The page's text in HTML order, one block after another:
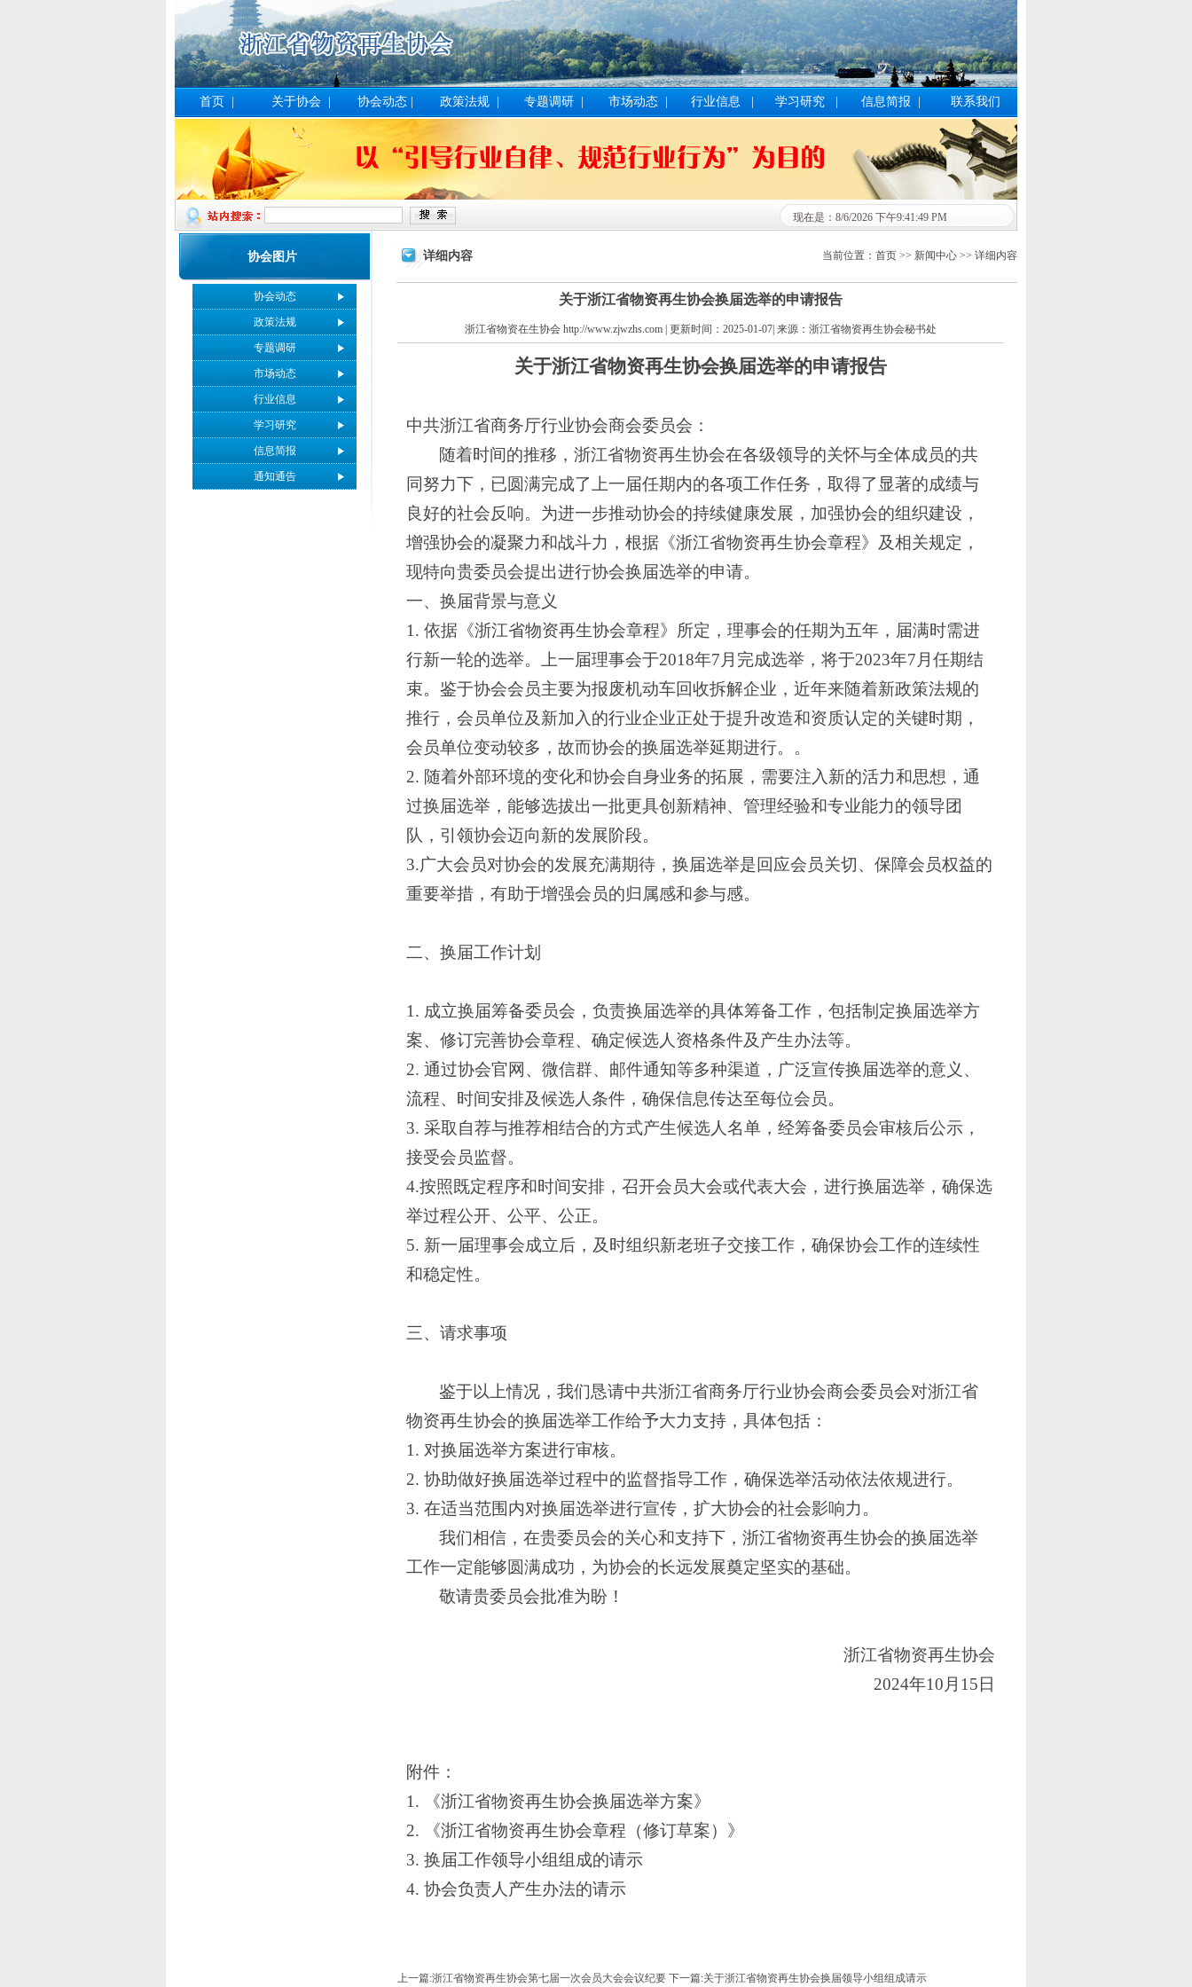
首页 关于协会 协会动态 政策法规 专题调研 市场动态 行业信息 学习研究 信息简报 联系我们
现在是：8/6/2026 下午9:41:50 PM
协会图片
协会动态
政策法规
专题调研
市场动态
行业信息
学习研究
信息简报
通知通告
详细内容 当前位置：首页 >> 新闻中心 >> 详细内容
关于浙江省物资再生协会换届选举的申请报告
浙江省物资在生协会 http://www.zjwzhs.com | 更新时间：2025-01-07| 来源：浙江省物资再生协会秘书处
关于浙江省物资再生协会换届选举的申请报告
中共浙江省商务厅行业协会商会委员会：
随着时间的推移，浙江省物资再生协会在各级领导的关怀与全体成员的共
同努力下，已圆满完成了上一届任期内的各项工作任务，取得了显著的成绩与
良好的社会反响。为进一步推动协会的持续健康发展，加强协会的组织建设，
增强协会的凝聚力和战斗力，根据《浙江省物资再生协会章程》及相关规定，
现特向贵委员会提出进行协会换届选举的申请。
一、换届背景与意义
1. 依据《浙江省物资再生协会章程》所定，理事会的任期为五年，届满时需进
行新一轮的选举。上一届理事会于2018年7月完成选举，将于2023年7月任期结
束。鉴于协会会员主要为报废机动车回收拆解企业，近年来随着新政策法规的
推行，会员单位及新加入的行业企业正处于提升改造和资质认定的关键时期，
会员单位变动较多，故而协会的换届选举延期进行。 。
2. 随着外部环境的变化和协会自身业务的拓展，需要注入新的活力和思想，通
过换届选举，能够选拔出一批更具创新精神、管理经验和专业能力的领导团
队，引领协会迈向新的发展阶段。
3.广大会员对协会的发展充满期待，换届选举是回应会员关切、保障会员权益的
重要举措，有助于增强会员的归属感和参与感。
二、换届工作计划
1. 成立换届筹备委员会，负责换届选举的具体筹备工作，包括制定换届选举方
案、修订完善协会章程、确定候选人资格条件及产生办法等。
2. 通过协会官网、微信群、邮件通知等多种渠道，广泛宣传换届选举的意义、
流程、时间安排及候选人条件，确保信息传达至每位会员。
3. 采取自荐与推荐相结合的方式产生候选人名单，经筹备委员会审核后公示，
接受会员监督。
4.按照既定程序和时间安排，召开会员大会或代表大会，进行换届选举，确保选
举过程公开、公平、公正。
5. 新一届理事会成立后，及时组织新老班子交接工作，确保协会工作的连续性
和稳定性。
三、请求事项
鉴于以上情况，我们恳请中共浙江省商务厅行业协会商会委员会对浙江省
物资再生协会的换届选举工作给予大力支持，具体包括：
1. 对换届选举方案进行审核。
2. 协助做好换届选举过程中的监督指导工作，确保选举活动依法依规进行。
3. 在适当范围内对换届选举进行宣传，扩大协会的社会影响力。
我们相信，在贵委员会的关心和支持下，浙江省物资再生协会的换届选举
工作一定能够圆满成功，为协会的长远发展奠定坚实的基础。
敬请贵委员会批准为盼！
浙江省物资再生协会
2024年10月15日
附件：
1. 《浙江省物资再生协会换届选举方案》
2. 《浙江省物资再生协会章程（修订草案）》
3. 换届工作领导小组组成的请示
4. 协会负责人产生办法的请示
上一篇:浙江省物资再生协会第七届一次会员大会会议纪要 下一篇:关于浙江省物资再生协会换届领导小组组成请示